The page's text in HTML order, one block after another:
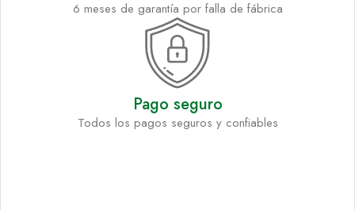
6 meses de garantía por falla de fábrica
Pago seguro
Todos los pagos seguros y confiables